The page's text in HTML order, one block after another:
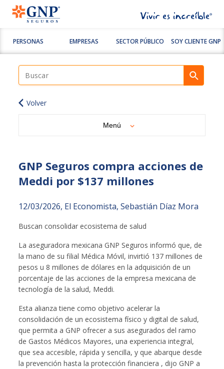
PERSONAS EMPRESAS SECTOR PÚBLICO SOY CLIENTE GNP
Volver
Menú
GNP Seguros compra acciones de
Meddi por $137 millones
12/03/2026, El Economista, Sebastián Díaz Mora
Buscan consolidar ecosistema de salud
La aseguradora mexicana GNP Seguros informó que, de
la mano de su filial Médica Móvil, invirtió 137 millones de
pesos u 8 millones de dólares en la adquisición de un
porcentaje de las acciones de la empresa mexicana de
tecnología de la salud, Meddi.
Esta alianza tiene como objetivo acelerar la
consolidación de un ecosistema físico y digital de salud,
que permita a GNP ofrecer a sus asegurados del ramo
de Gastos Médicos Mayores, una experiencia integral,
que sea accesible, rápida y sencilla, y que abarque desde
la prevención hasta la protección financiera , dijo GNP a